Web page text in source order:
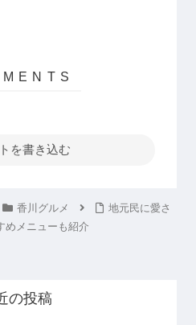
を書き込む
香川グルメ
地元民に愛さ
めメニューも紹介
の投稿